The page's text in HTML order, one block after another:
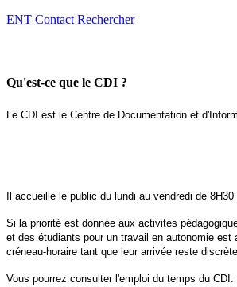
ENT Contact Rechercher
Qu'est-ce que le CDI ?
Le CDI est le Centre de Documentation et
Il accueille le public du lundi au vendredi de 8H30
Si la priorité est donnée aux activités
et des étudiants pour un travail en autonomie est
créneau-horaire tant que leur arrivée reste discrète.
Vous pourrez consulter l'emploi du temps du